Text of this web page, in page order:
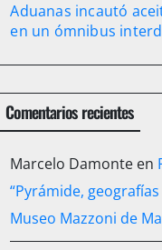
Aduanas incautó
en un ómnibus
Comentarios recientes
Marcelo Damonte en
“Pyrámide,
Museo Mazzoni de